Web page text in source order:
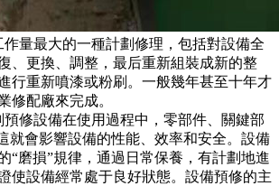
最大的一種計劃修理，包括對設備全
、更換、調整，最后重新組裝成新的整
行重新噴漆或粉刷。一般幾年甚至十年才
修配廠來完成。
設備在使用過程中，零部件、關鍵部
就會影響設備的性能、效率和安全。設備
“磨損”規律，通過日常保養，有計劃地進
使設備經常處于良好狀態。設備預修的主